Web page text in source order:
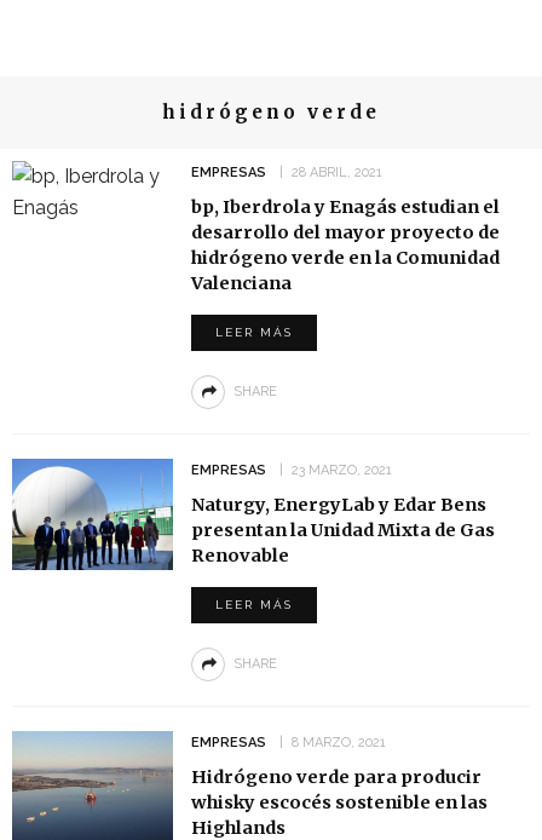
hidrógeno verde
EMPRESAS 28 ABRIL, 2021
bp, Iberdrola y Enagás estudian el
desarrollo del mayor proyecto de
hidrógeno verde en la Comunidad
Valenciana
LEER MÁS
SHARE
EMPRESAS 23 MARZO, 2021
Naturgy, EnergyLab y Edar Bens
presentan la Unidad Mixta de Gas
Renovable
LEER MÁS
SHARE
EMPRESAS 8 MARZO, 2021
Hidrógeno verde para producir
whisky escocés sostenible en las
Highlands